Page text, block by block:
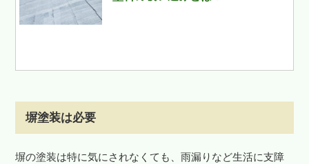
塀塗装は必要
塀の塗装は特に気にされなくても、雨漏りなど生活に支障